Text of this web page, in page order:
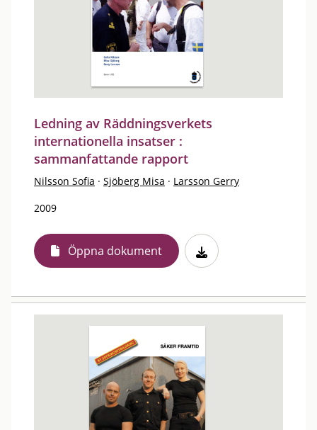
Ledning av Räddningsverkets
internationella insatser :
sammanfattande rapport
Nilsson Sofia · Sjöberg Misa · Larsson Gerry
2009
Öppna dokument